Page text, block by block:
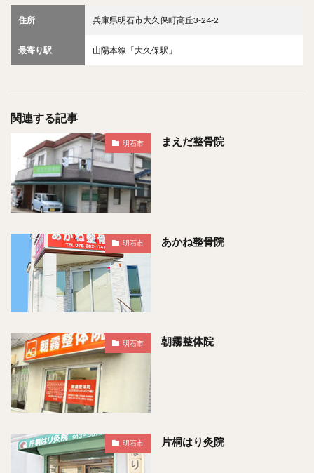
住所 兵庫県明石市大久保町高丘3-24-2
最寄り駅 山陽本線「大久保駅」
関連する記事
明石市 まえだ整骨院
明石市 あかね整骨院
明石市 朝霧整体院
明石市 片桐はり灸院